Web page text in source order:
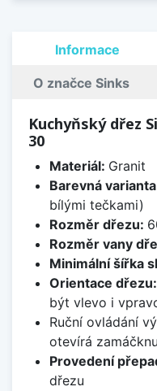
Informace
O značce Sinks
Kuchyňský dřez
30
Materiál: Granit
Barevná
bílými tečkami)
Rozměr dřezu:
Rozměr vany
Minimální šířka
Orientace dřezu:
být vlevo i
Ruční ovládání
otevírá
Provedení
dřezu